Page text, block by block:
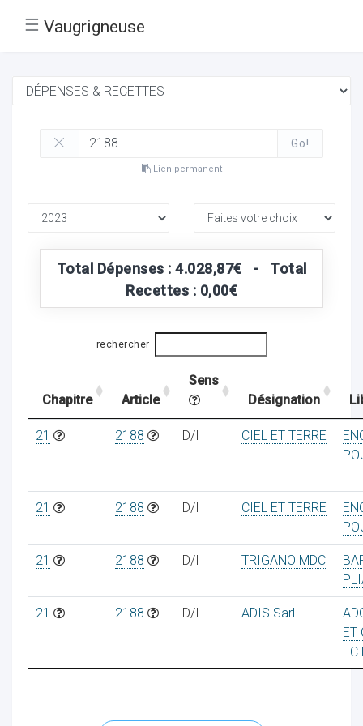
☰ Vaugrigneuse
Go!
Lien permanent
Total Dépenses : 4.028,87€ - Total
Recettes : 0,00€
rechercher
Chapitre Article
Sens
Désignation
21 2188 D/I CIEL ET TERRE
21 2188 D/I CIEL ET TERRE
21 2188 D/I TRIGANO MDC
21 2188 D/I ADIS Sarl
ET
EC